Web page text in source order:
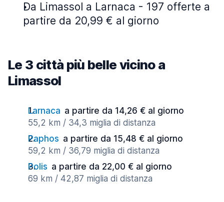
Da Limassol a Larnaca - 197 offerte a
partire da 20,99 € al giorno
Le 3 città più belle vicino a
Limassol
Larnaca a partire da 14,26 € al giorno
55,2 km / 34,3 miglia di distanza
Paphos a partire da 15,48 € al giorno
59,2 km / 36,79 miglia di distanza
Polis a partire da 22,00 € al giorno
69 km / 42,87 miglia di distanza